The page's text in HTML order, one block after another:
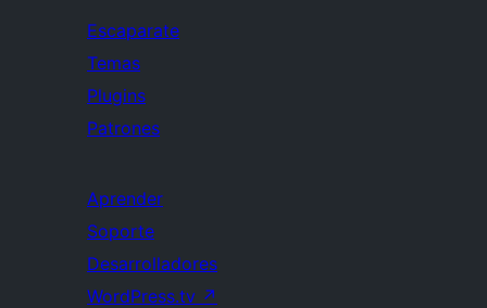
Escaparate
Temas
Plugins
Patrones
Aprender
Soporte
Desarrolladores
WordPress.tv ↗